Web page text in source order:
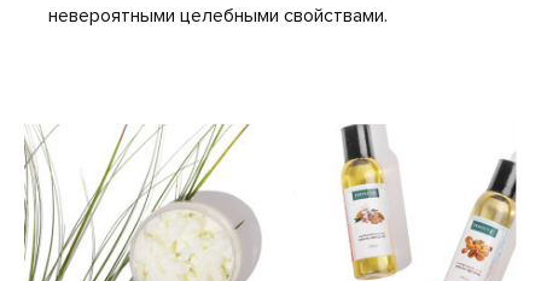
невероятными целебными свойствами.